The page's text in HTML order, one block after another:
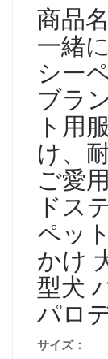
商品
一緒
シー
ブラ
ト用服
け、
ご愛
ドス
ペッ
かけ
型犬
パロ
サイズ：